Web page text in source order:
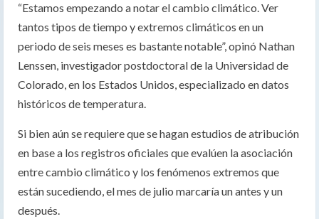
“Estamos empezando a notar el cambio climático. Ver
tantos tipos de tiempo y extremos climáticos en un
periodo de seis meses es bastante notable”, opinó Nathan
Lenssen, investigador postdoctoral de la Universidad de
Colorado, en los Estados Unidos, especializado en datos
históricos de temperatura.
Si bien aún se requiere que se hagan estudios de atribución
en base a los registros oficiales que evalúen la asociación
entre cambio climático y los fenómenos extremos que
están sucediendo, el mes de julio marcaría un antes y un
después.